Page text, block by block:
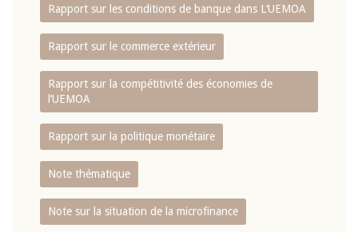
Rapport sur les conditions de banque dans L‘UEMOA
Rapport sur le commerce extérieur
Rapport sur la compétitivité des économies de
l‘UEMOA
Rapport sur la politique monétaire
Note thématique
Note sur la situation de la microfinance